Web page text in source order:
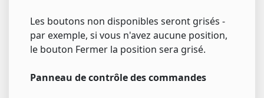
Les boutons non disponibles seront grisés -
par exemple, si vous n'avez aucune position,
le bouton Fermer la position sera grisé.
Panneau de contrôle des commandes